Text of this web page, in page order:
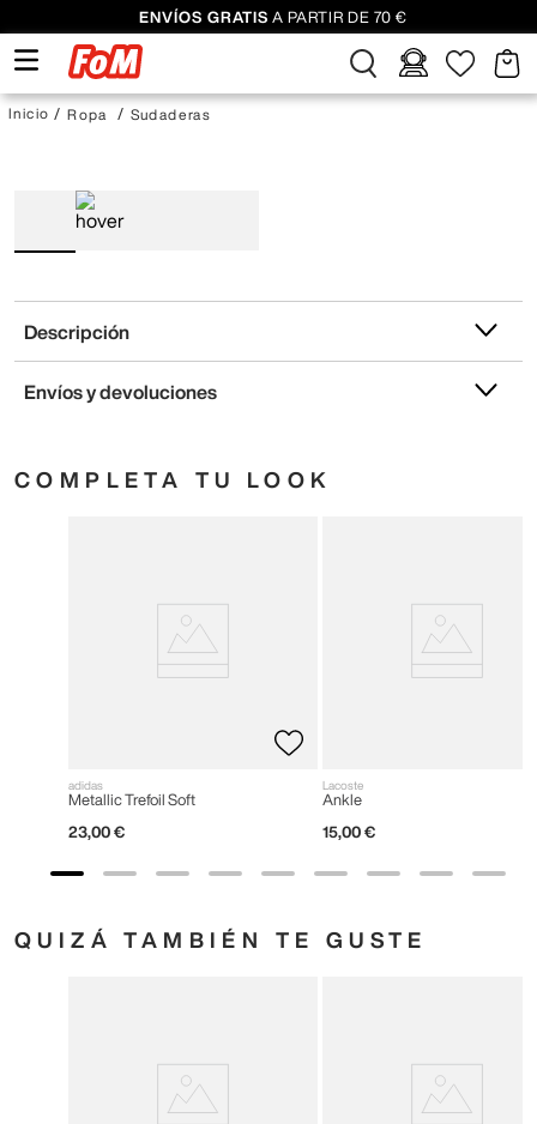
ENVÍOS GRATIS A PARTIR DE 70 €
Ropa Sudaderas
Descripción
Envíos y devoluciones
COMPLETA TU LOOK
adidas
Metallic Trefoil Soft
23,00 €
Lacoste
Ankle
15,00 €
QUIZÁ TAMBIÉN TE GUSTE